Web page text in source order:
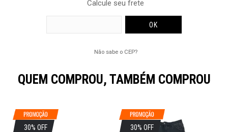
Calcule seu frete
Não sabe o CEP?
QUEM COMPROU, TAMBÉM COMPROU
30% OFF 30% OFF